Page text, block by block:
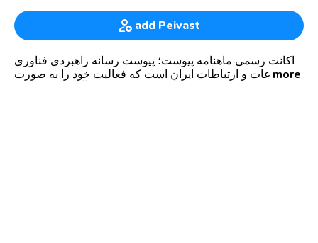
add Peivast
اکانت رسمی ماهنامه پیوست؛ پیوست رسانه راهبردی فناوری
اطلاعات و ارتباطات ایران است که فعالیت خود را به صورت
more